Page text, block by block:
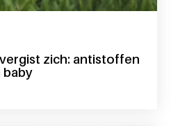
zich: antistoffen
zwangere vergist zich: